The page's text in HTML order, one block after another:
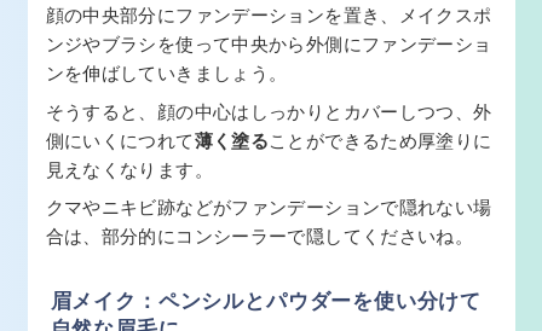
顔の中央部分にファンデーションを置き、メイクスポ
ンジやブラシを使って中央から外側にファンデーショ
ンを伸ばしていきましょう。
そうすると、顔の中心はしっかりとカバーしつつ、外
側にいくにつれて薄く塗ることができるため厚塗りに
見えなくなります。
クマやニキビ跡などがファンデーションで隠れない場
合は、部分的にコンシーラーで隠してくださいね。
眉メイク：ペンシルとパウダーを使い分けて